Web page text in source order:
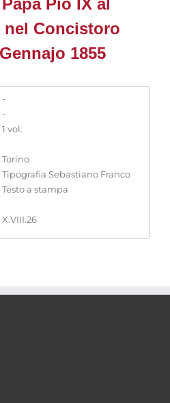
Pio IX al
Concistoro
1855
-
-
1 vol.
Torino
Tipografia Sebastiano Franco
Testo a stampa
X.VIII.26